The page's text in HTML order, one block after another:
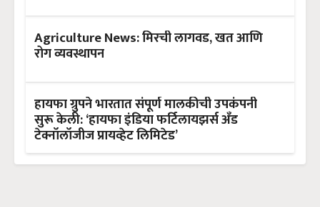
Agriculture News: मिरची लागवड, खत आणि
रोग व्यवस्थापन
हायफा ग्रुपने भारतात संपूर्ण मालकीची उपकंपनी
सुरू केली: ‘हायफा इंडिया फर्टिलायझर्स अँड
टेक्नॉलॉजीज प्रायव्हेट लिमिटेड’